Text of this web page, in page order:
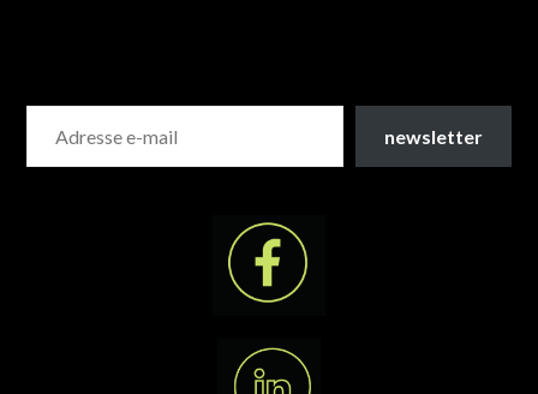
newsletter